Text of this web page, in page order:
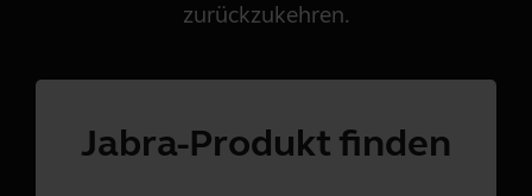
zurückzukehren.
Jabra-Produkt finden